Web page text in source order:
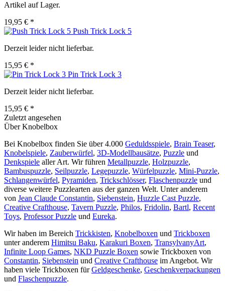
Artikel auf Lager.
19,95 € *
Push Trick Lock 5
Derzeit leider nicht lieferbar.
15,95 € *
Pin Trick Lock 3
Derzeit leider nicht lieferbar.
15,95 € *
Zuletzt angesehen
Über Knobelbox
Bei Knobelbox finden Sie über 4.000 Geduldsspiele, Brain Teaser,
Knobelspiele, Zauberwürfel, 3D-Modellbausätze, Puzzle und
Denkspiele aller Art. Wir führen Metallpuzzle, Holzpuzzle,
Bambuspuzzle, Seilpuzzle, Legepuzzle, Würfelpuzzle, Mini-Puzzle,
Schlangenwürfel, Pyramiden, Trickschlösser, Flaschenpuzzle und
diverse weitere Puzzlearten aus der ganzen Welt. Unter anderem
von Jean Claude Constantin, Siebenstein, Huzzle Cast Puzzle,
Creative Crafthouse, Tavern Puzzle, Philos, Fridolin, Bartl, Recent
Toys, Professor Puzzle und Eureka.
Wir haben im Bereich Trickkisten, Knobelboxen und Trickboxen
unter anderem Himitsu Baku, Karakuri Boxen, TransylvanyArt,
Infinite Loop Games, NKD Puzzle Boxen sowie Trickboxen von
Constantin, Siebenstein und Creative Crafthouse im Angebot. Wir
haben viele Trickboxen fürGeldgeschenke, Geschenkverpackungen
und Flaschenpuzzle.